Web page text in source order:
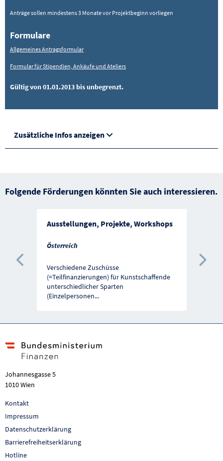
Anträge sollen mindestens 3 Monate vor Projektbeginn vorliegen
Formulare
Allgemeines Antragsformular
Formular für Stipendien, Ankäufe und Ateliers
Gültig von 01.01.2013 bis unbegrenzt.
Zusätzliche Infos anzeigen
Folgende Förderungen könnten Sie auch interessieren.
Ausstellungen, Projekte, Workshops
Österreich
Verschiedene Zuschüsse
(=Teilfinanzierungen) für Kunstschaffende
unterschiedlicher Sparten
(Einzelpersonen...
Vorherige Förderung
Johannesgasse 5
1010 Wien
Kontakt
Impressum
Datenschutzerklärung
Barrierefreiheitserklärung
Hotline